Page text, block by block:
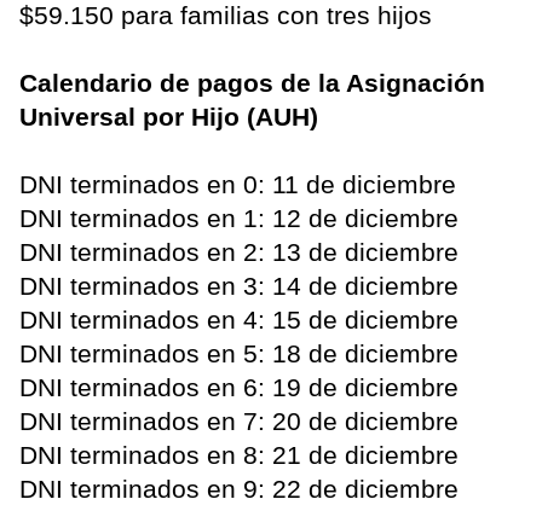
$59.150 para familias con tres hijos
Calendario de pagos de la Asignación
Universal por Hijo (AUH)
DNI terminados en 0: 11 de diciembre
DNI terminados en 1: 12 de diciembre
DNI terminados en 2: 13 de diciembre
DNI terminados en 3: 14 de diciembre
DNI terminados en 4: 15 de diciembre
DNI terminados en 5: 18 de diciembre
DNI terminados en 6: 19 de diciembre
DNI terminados en 7: 20 de diciembre
DNI terminados en 8: 21 de diciembre
DNI terminados en 9: 22 de diciembre